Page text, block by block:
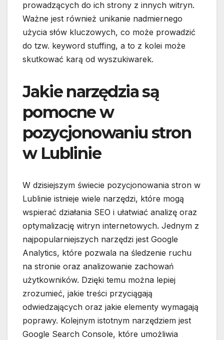
prowadzących do ich strony z innych witryn.
Ważne jest również unikanie nadmiernego
użycia słów kluczowych, co może prowadzić
do tzw. keyword stuffing, a to z kolei może
skutkować karą od wyszukiwarek.
Jakie narzędzia są
pomocne w
pozycjonowaniu stron
w Lublinie
W dzisiejszym świecie pozycjonowania stron w
Lublinie istnieje wiele narzędzi, które mogą
wspierać działania SEO i ułatwiać analizę oraz
optymalizację witryn internetowych. Jednym z
najpopularniejszych narzędzi jest Google
Analytics, które pozwala na śledzenie ruchu
na stronie oraz analizowanie zachowań
użytkowników. Dzięki temu można lepiej
zrozumieć, jakie treści przyciągają
odwiedzających oraz jakie elementy wymagają
poprawy. Kolejnym istotnym narzędziem jest
Google Search Console, które umożliwia